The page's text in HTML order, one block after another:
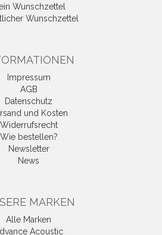
Wunschzettel
Wunschzettel
Impressum
AGB
Datenschutz
und Kosten
Widerrufsrecht
Wie bestellen?
Newsletter
News
MARKEN
Alle Marken
Acoustic